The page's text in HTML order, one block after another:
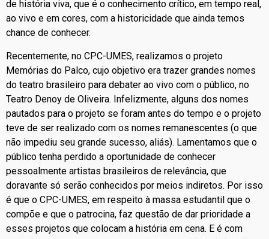
de história viva, que é o conhecimento crítico, em tempo real,
ao vivo e em cores, com a historicidade que ainda temos
chance de conhecer.
Recentemente, no CPC-UMES, realizamos o projeto
Memórias do Palco, cujo objetivo era trazer grandes nomes
do teatro brasileiro para debater ao vivo com o público, no
Teatro Denoy de Oliveira. Infelizmente, alguns dos nomes
pautados para o projeto se foram antes do tempo e o projeto
teve de ser realizado com os nomes remanescentes (o que
não impediu seu grande sucesso, aliás). Lamentamos que o
público tenha perdido a oportunidade de conhecer
pessoalmente artistas brasileiros de relevância, que
doravante só serão conhecidos por meios indiretos. Por isso
é que o CPC-UMES, em respeito à massa estudantil que o
compõe e que o patrocina, faz questão de dar prioridade a
esses projetos que colocam a história em cena. E é com